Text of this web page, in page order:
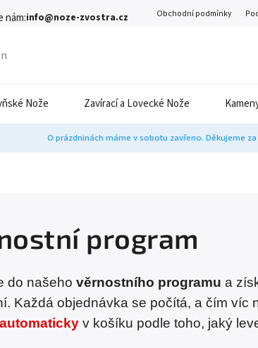
info@noze-zvostra.cz Obchodní podmínky
Nože Zavírací a Lovecké Nože
O prázdninách máme v sobotu zavřeno. Děkujeme
program
do našeho věrnostního programu a
Každá objednávka se počítá, a čím víc
v košíku podle toho, jaký